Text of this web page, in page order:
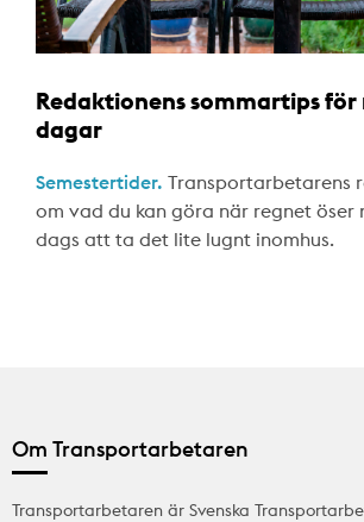
Redaktionens sommartips
dagar
Semestertider. Transportarbetarens
om vad du kan göra när regnet öser
dags att ta det lite lugnt inomhus.
Om Transportarbetaren
Transportarbetaren är Svenska